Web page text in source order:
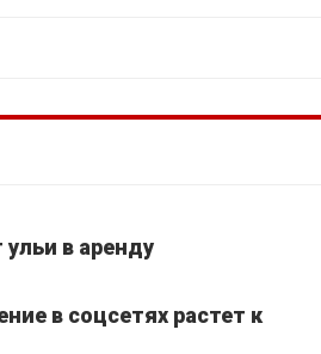
в аренду
в соцсетях растет к